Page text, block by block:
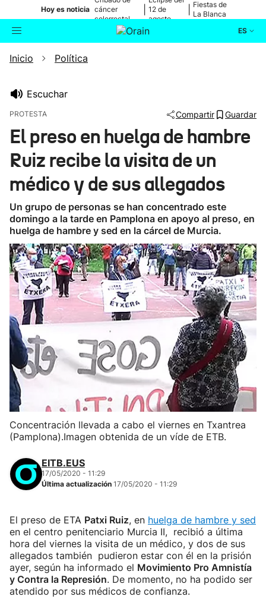
Hoy es noticia cáncer
colorrectal
12 de
agosto
Fiestas de
La Blanca
ES
Buscador
Ikusmiran
Eguraldia
Inicio Política
Escuchar
PROTESTA Compartir Guardar
El preso en huelga de hambre
Ruiz recibe la visita de un
médico y de sus allegados
Un grupo de personas se han concentrado este
domingo a la tarde en Pamplona en apoyo al preso, en
huelga de hambre y sed en la cárcel de Murcia.
Concentración llevada a cabo el viernes en Txantrea
(Pamplona).Imagen obtenida de un víde de ETB.
EITB.EUS
17/05/2020 - 11:29
Última actualización 17/05/2020 - 11:29
El preso de ETA Patxi Ruiz, en huelga de hambre y sed
en el centro penitenciario Murcia II, recibió a última
hora del viernes la visita de un médico, y dos de sus
allegados también pudieron estar con él en la prisión
ayer, según ha informado el Movimiento Pro Amnistía
y Contra la Represión. De momento, no ha podido ser
atendido por sus médicos de confianza.